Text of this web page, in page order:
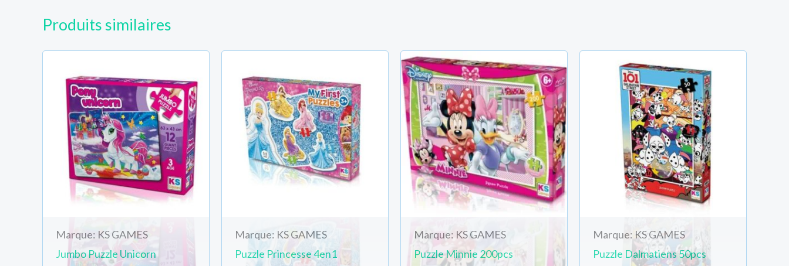
Produits similaires
Marque: KS GAMES
Jumbo Puzzle Unicorn
Marque: KS GAMES
Puzzle Princesse 4en1
Marque: KS GAMES
Puzzle Minnie 200pcs
Marque: KS GAMES
Puzzle Dalmatiens 50pcs